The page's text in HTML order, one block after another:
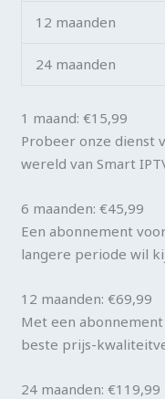
12 maanden
24 maanden
1 maand: €15,99
Probeer onze dienst
wereld van Smart
6 maanden: €45,99
Een abonnement
langere periode wil
12 maanden: €69,99
Met een
beste prijs-
24 maanden: €119,99